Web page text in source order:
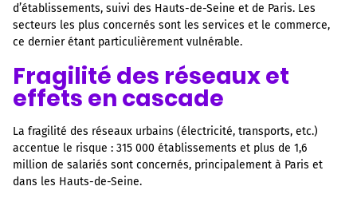
d’établissements, suivi des Hauts-de-Seine et de Paris. Les
secteurs les plus concernés sont les services et le commerce,
ce dernier étant particulièrement vulnérable.
Fragilité des réseaux et
effets en cascade
La fragilité des réseaux urbains (électricité, transports, etc.)
accentue le risque : 315 000 établissements et plus de 1,6
million de salariés sont concernés, principalement à Paris et
dans les Hauts-de-Seine.